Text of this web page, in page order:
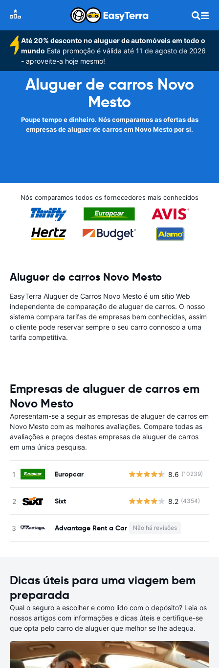
Até 20% desconto no aluguer de automóveis em todo o
mundo Esta promoção é válida até 11 de agosto de 2026
- aproveite-a hoje mesmo!
Aluguer de carros Novo
Mesto
Poupe tempo e dinheiro. Nós comparamos as ofertas das
empresas de aluguer de carros em Novo Mesto por si.
Nós comparamos todos os fornecedores mais conhecidos
Aluguer de carros Novo Mesto
EasyTerra Aluguer de Carros Novo Mesto é um sítio Web
independente de comparação de aluguer de carros. O nosso
sistema compara tarifas de empresas bem conhecidas, assim
o cliente pode reservar sempre o seu carro connosco a uma
tarifa competitiva.
Empresas de aluguer de carros em
Novo Mesto
Apresentam-se a seguir as empresas de aluguer de carros em
Novo Mesto com as melhores avaliações. Compare todas as
avaliações e preços destas empresas de aluguer de carros
em uma única pesquisa.
Europcar 8.6 (10239)
Sixt 8.2 (4354)
Advantage Rent a Car Não há revisões
Dicas úteis para uma viagem bem
preparada
Qual o seguro a escolher e como lido com o depósito? Leia os
nossos artigos com informações e dicas úteis e certifique-se
que opta pelo carro de aluguer que melhor se lhe adequa.